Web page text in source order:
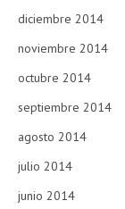
diciembre 2014
noviembre 2014
octubre 2014
septiembre 2014
agosto 2014
julio 2014
junio 2014